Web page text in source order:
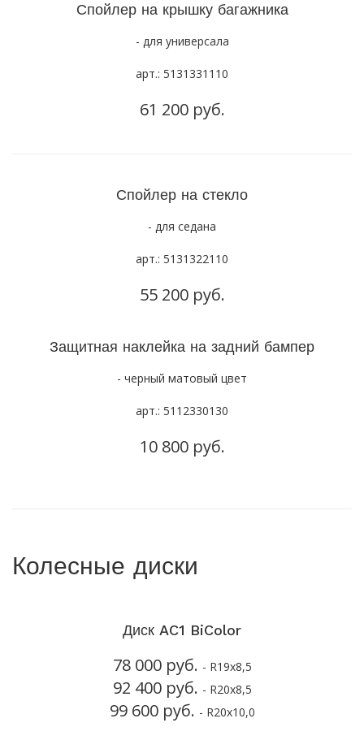
Спойлер на крышку багажника
- для универсала
арт.: 5131331110
61 200 руб.
Спойлер на стекло
- для седана
арт.: 5131322110
55 200 руб.
Защитная наклейка на задний бампер
- черный матовый цвет
арт.: 5112330130
10 800 руб.
Колесные диски
Диск AC1 BiColor
78 000 руб. - R19x8,5
92 400 руб. - R20x8,5
99 600 руб. - R20x10,0